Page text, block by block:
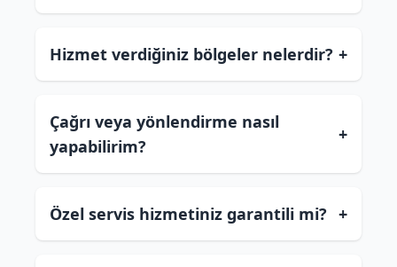
Hizmet verdiğiniz bölgeler nelerdir? +
Çağrı veya yönlendirme nasıl
yapabilirim?
+
Özel servis hizmetiniz garantili mi? +